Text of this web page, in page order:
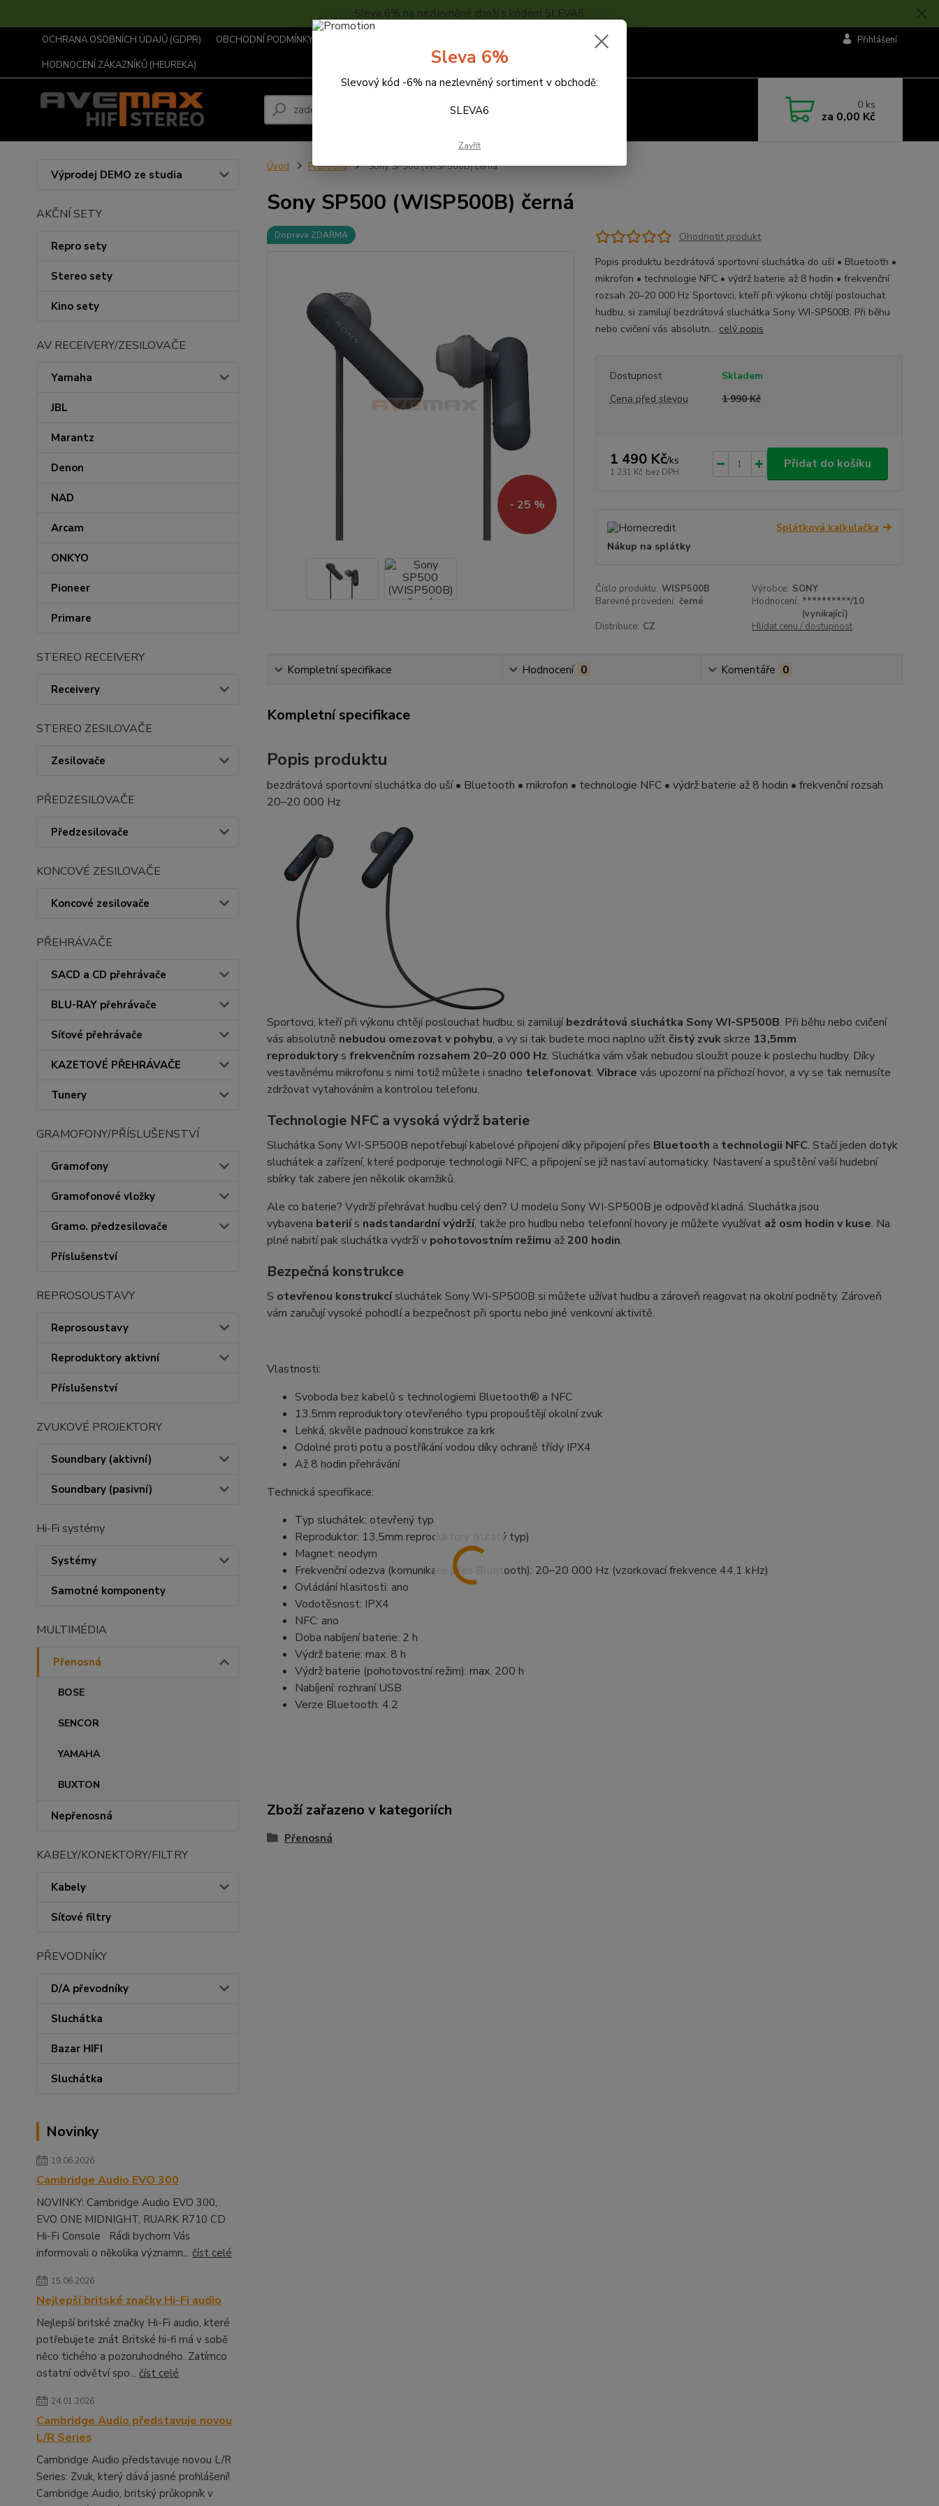
Sleva 6% na nezlevněné zboží s kódem SLEVA6
OCHRANA OSOBNÍCH ÚDAJŮ (GDPR) OBCHODNÍ PODMÍNKY ...
HODNOCENÍ ZÁKAZNÍKŮ (HEUREKA)
Přihlášení
Hledat 0 ks
za 0,00 Kč
Výprodej DEMO ze studia
AKČNÍ SETY
Repro sety
Stereo sety
Kino sety
AV RECEIVERY/ZESILOVAČE
Yamaha
JBL
Marantz
Denon
NAD
Arcam
ONKYO
Pioneer
Primare
STEREO RECEIVERY
Receivery
STEREO ZESILOVAČE
Zesilovače
PŘEDZESILOVAČE
Předzesilovače
KONCOVÉ ZESILOVAČE
Koncové zesilovače
PŘEHRÁVAČE
SACD a CD přehrávače
BLU-RAY přehrávače
Síťové přehrávače
KAZETOVÉ PŘEHRÁVAČE
Tunery
GRAMOFONY/PŘÍSLUŠENSTVÍ
Gramofony
Gramofonové vložky
Gramo. předzesilovače
Příslušenství
REPROSOUSTAVY
Reprosoustavy
Reproduktory aktivní
Příslušenství
ZVUKOVÉ PROJEKTORY
Soundbary (aktivní)
Soundbary (pasivní)
Hi-Fi systémy
Systémy
Samotné komponenty
MULTIMÉDIA
Přenosná
BOSE
SENCOR
YAMAHA
BUXTON
Nepřenosná
KABELY/KONEKTORY/FILTRY
Kabely
Síťové filtry
PŘEVODNÍKY
D/A převodníky
Sluchátka
Bazar HIFI
Sluchátka
Novinky
19.06.2026
Cambridge Audio EVO 300
NOVINKY: Cambridge Audio EVO 300,
EVO ONE MIDNIGHT, RUARK R710 CD
Hi-Fi Console Rádi bychom Vás
informovali o několika významn... číst celé
15.06.2026
Nejlepší britské značky Hi-Fi audio
Nejlepší britské značky Hi-Fi audio, které
potřebujete znát Britské hi-fi má v sobě
něco tichého a pozoruhodného. Zatímco
ostatní odvětví spo... číst celé
24.01.2026
Cambridge Audio představuje novou
L/R Series
Cambridge Audio představuje novou L/R
Series: Zvuk, který dává jasné prohlášení!
Cambridge Audio, britský průkopník v
Úvod Přenosná Sony SP500 (WISP500B) černá
Sony SP500 (WISP500B) černá
Doprava ZDARMA
- 25 %
Ohodnotit produkt
Popis produktu bezdrátová sportovní sluchátka do uší • Bluetooth •
mikrofon • technologie NFC • výdrž baterie až 8 hodin • frekvenční
rozsah 20–20 000 Hz Sportovci, kteří při výkonu chtějí poslouchat
hudbu, si zamilují bezdrátová sluchátka Sony WI-SP500B. Při běhu
nebo cvičení vás absolutn... celý popis
Dostupnost
Skladem
Cena před slevou
1 990 Kč
1 490 Kč/ks
1 231 Kč bez DPH
Přidat do košíku
Splátková kalkulačka
Nákup na splátky
Číslo produktu: WISP500B Výrobce: SONY
Barevné provedení: černé Hodnocení: **********/10
(vynikající)
Distribuce: CZ Hlídat cenu / dostupnost
Kompletní specifikace Hodnocení 0 Komentáře 0
Kompletní specifikace
Popis produktu
bezdrátová sportovní sluchátka do uší • Bluetooth • mikrofon • technologie NFC • výdrž baterie až 8 hodin • frekvenční rozsah
20–20 000 Hz
Sportovci, kteří při výkonu chtějí poslouchat hudbu, si zamilujíbezdrátová sluchátka Sony WI-SP500B. Při běhu nebo cvičení
vás absolutně nebudou omezovat v pohybu, a vy si tak budete moci naplno užítčistý zvukskrze 13,5mm
reproduktorys frekvenčním rozsahem 20–20 000 Hz. Sluchátka vám však nebudou sloužit pouze k poslechu hudby. Díky
vestavěnému mikrofonu s nimi totiž můžete i snadno telefonovat. Vibrace vás upozorní na příchozí hovor, a vy se tak nemusíte
zdržovat vytahováním a kontrolou telefonu.
Technologie NFC a vysoká výdrž baterie
Sluchátka Sony WI-SP500B nepotřebují kabelové připojení díky připojení přes Bluetooth a technologii NFC. Stačí jeden dotyk
sluchátek a zařízení, které podporuje technologii NFC, a připojení se již nastaví automaticky. Nastavení a spuštění vaší hudební
sbírky tak zabere jen několik okamžiků.
Ale co baterie? Vydrží přehrávat hudbu celý den? U modelu Sony WI-SP500B je odpověď kladná. Sluchátka jsou
vybavena bateriís nadstandardní výdrží, takže pro hudbu nebo telefonní hovory je můžete využívat až osm hodin v kuse. Na
plné nabití pak sluchátka vydrží v pohotovostním režimu až200 hodin.
Bezpečná konstrukce
S otevřenou konstrukcísluchátek Sony WI-SP500B si můžete užívat hudbu a zároveň reagovat na okolní podněty. Zároveň
vám zaručují vysoké pohodlí a bezpečnost při sportu nebo jiné venkovní aktivitě.
Vlastnosti:
Svoboda bez kabelů s technologiemi Bluetooth® a NFC
13.5mm reproduktory otevřeného typu propouštějí okolní zvuk
Lehká, skvěle padnoucí konstrukce za krk
Odolné proti potu a postříkání vodou díky ochraně třídy IPX4
Až 8 hodin přehrávání
Technická specifikace:
Typ sluchátek: otevřený typ
Reproduktor: 13,5mm reproduktory (kulatý typ)
Magnet: neodym
Frekvenční odezva (komunikace přes Bluetooth): 20–20 000 Hz (vzorkovací frekvence 44,1 kHz)
Ovládání hlasitosti: ano
Vodotěsnost: IPX4
NFC: ano
Doba nabíjení baterie: 2 h
Výdrž baterie: max. 8 h
Výdrž baterie (pohotovostní režim): max. 200 h
Nabíjení: rozhraní USB
Verze Bluetooth: 4.2
Zboží zařazeno v kategoriích
Přenosná
Sleva 6%
Slevový kód -6% na nezlevněný sortiment v obchodě:
SLEVA6
Zavřít